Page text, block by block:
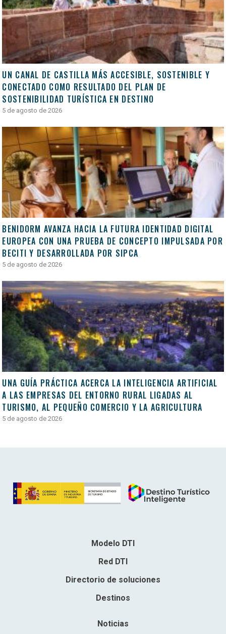
UN CANAL DE CASTILLA MÁS ACCESIBLE, SOSTENIBLE Y
CONECTADO COMO RESULTADO DEL PLAN DE
SOSTENIBILIDAD TURÍSTICA EN DESTINO
5 de agosto de 2026
BENIDORM AVANZA HACIA LA FUTURA IDENTIDAD DIGITAL
EUROPEA CON UNA PRUEBA DE CONCEPTO IMPULSADA POR
BECITI Y DESARROLLADA POR SIPCA
5 de agosto de 2026
UNA GUÍA PRÁCTICA ACERCA LA INTELIGENCIA ARTIFICIAL
A LAS EMPRESAS DEL ENTORNO RURAL LIGADAS AL
TURISMO, AL PEQUEÑO COMERCIO Y LA AGRICULTURA
5 de agosto de 2026
Modelo DTI
Red DTI
Directorio de soluciones
Destinos
Noticias